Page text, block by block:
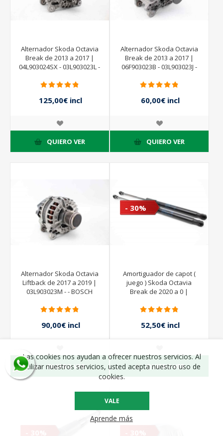
Alternador Skoda Octavia
Break de 2013 a 2017 |
04L903024SX - 03L903023L -
125,00€ incl
QUIERO VER
Alternador Skoda Octavia
Break de 2013 a 2017 |
06F903023B - 03L903023J -
60,00€ incl
impuestos
QUIERO VER
Alternador Skoda Octavia
Liftback de 2017 a 2019 |
03L903023M - - BOSCH
90,00€ incl
QUIERO VER
- 30%
Amortiguador de capot (
juego ) Skoda Octavia
Break de 2020 a 0 |
52,50€ incl
QUIERO VER
Las cookies nos ayudan a ofrecer nuestros servicios. Al
utilizar nuestros servicios, usted acepta nuestro uso de
cookies.
VALE
Aprende más